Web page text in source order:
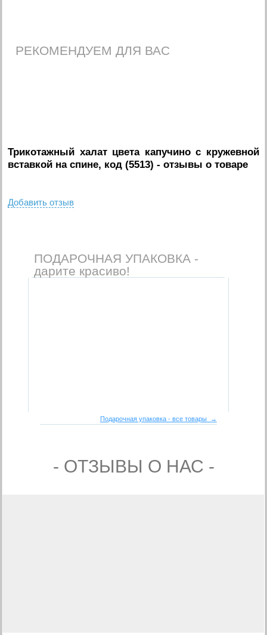
РЕКОМЕНДУЕМ ДЛЯ ВАС
Трикотажный халат цвета капучино с кружевной
вставкой на спине, код (5513) - отзывы о товаре
Добавить отзыв
ПОДАРОЧНАЯ УПАКОВКА -
дарите красиво!
Подарочная упаковка - все товары →
- ОТЗЫВЫ О НАС -